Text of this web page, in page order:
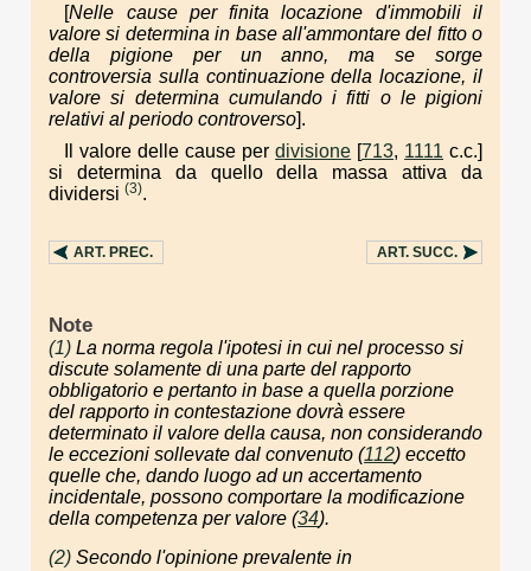
[Nelle cause per finita locazione d'immobili il
valore si determina in base all'ammontare del fitto o
della pigione per un anno, ma se sorge
controversia sulla continuazione della locazione, il
valore si determina cumulando i fitti o le pigioni
relativi al periodo controverso].
Il valore delle cause perdivisione [713, 1111 c.c.]
si determina da quello della massa attiva da
dividersi (3).
ART. PREC. ART. SUCC.
Note
(1) La norma regola l'ipotesi in cui nel processo si
discute solamente di una parte del rapporto
obbligatorio e pertanto in base a quella porzione
del rapporto in contestazione dovrà essere
determinato il valore della causa, non considerando
le eccezioni sollevate dal convenuto (112) eccetto
quelle che, dando luogo ad un accertamento
incidentale, possono comportare la modificazione
della competenza per valore (34).
(2) Secondo l'opinione prevalente in